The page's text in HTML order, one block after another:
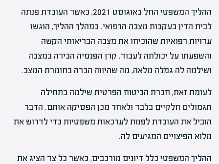
ההליך המשפטי החל באוגוסט 2021, כאשר העובדת פנתה
לבית הדין בעקבות מצבה הרפואי. במהלך ההליך, הוגשו
עדויות רפואיות שהוכיחו את מצבה הבריאותי הקשה
והשפעתו על יכולתה לעבוד. קרן הפנסיה הכירה במצבה
ושילמה לה גמלה מלאה, מה שהיווה הכרה בחומרת המצב.
לעומת זאת, חברת הביטוח הפרטית שילמה בתחילה
תגמולים חלקיים בלבד ולאחר מכן הפסיקה אותם. הדבר
הוביל את העובדת לפנות לערכאות משפטיות כדי לדרוש את
מלוא הפיצויים המגיעים לה.
ההליך המשפטי כלל דיונים מורכבים, כאשר כל צד הציג את